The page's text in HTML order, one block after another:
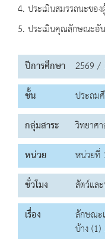
4. ประเมินสมรรถนะของ
5. ประเมินคุณลักษณะอั
ปีการศึกษา 2569 /
ชั้น
ประถม
กลุ่มสาระ
วิทยาศ
หน่วย
หน่วยที่
ชั่วโมง
สัตว์แล
เรื่อง
ลักษณะ
บ้าง